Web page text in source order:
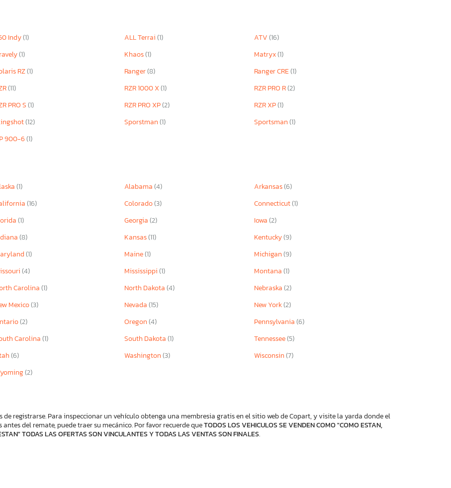
Indy(1) ALL Terrai(1) ATV(16)
(1) Khaos(1) Matryx(1)
RZ(1) Ranger(8) Ranger CRE(1)
(11) RZR 1000 X(1) RZR PRO R(2)
PRO S(1) RZR PRO XP(2) RZR XP(1)
(12) Sporstman(1) Sportsman(1)
900-6(1)
(1) Alabama(4) Arkansas(6)
(16) Colorado(3) Connecticut(1)
(1) Georgia(2) Iowa(2)
(8) Kansas(11) Kentucky(9)
(1) Maine(1) Michigan(9)
(4) Mississippi(1) Montana(1)
Carolina(1) North Dakota(4) Nebraska(2)
Mexico(3) Nevada(15) New York(2)
(2) Oregon(4) Pennsylvania(6)
Carolina(1) South Dakota(1) Tennessee(5)
(6) Washington(3) Wisconsin(7)
(2)
de registrarse. Para inspeccionar un vehículo obtenga una membresia gratis en el sitio web de Copart, y visite la yarda donde el
del remate, puede traer su mecánico. Por favor recuerde queTODOS LOS VEHICULOS SE VENDEN COMO "COMO ESTAN,
TODAS LAS OFERTAS SON VINCULANTES Y TODAS LAS VENTAS SON FINALES.